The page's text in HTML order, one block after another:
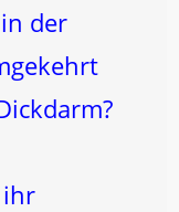
der
ihr